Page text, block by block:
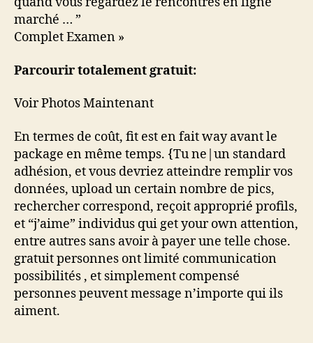
marché … ”
Complet Examen »
Parcourir totalement gratuit:
Voir Photos Maintenant
En termes de coût, fit est en fait way avant le
package en même temps. {Tu ne|un standard
adhésion, et vous devriez atteindre remplir vos
données, upload un certain nombre de pics,
rechercher correspond, reçoit approprié profils,
et “j’aime” individus qui get your own attention,
entre autres sans avoir à payer une telle chose.
gratuit personnes ont limité communication
possibilités , et simplement compensé
personnes peuvent message n’importe qui ils
aiment.